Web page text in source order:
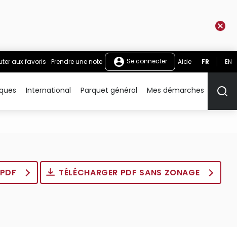
aux favoris Prendre une note Se connecter Aide FR EN
International Parquet général Mes démarches
TÉLÉCHARGER PDF SANS ZONAGE